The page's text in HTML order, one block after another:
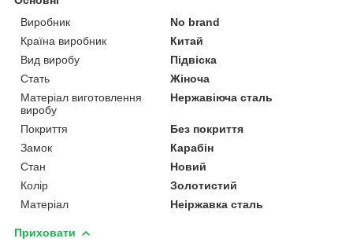
Виробник
No brand
Країна виробник
Китай
Вид виробу
Підвіска
Стать
Жіноча
Матеріал виготовлення
виробу
Нержавіюча сталь
Покриття
Без покриття
Замок
Карабін
Стан
Новий
Колір
Золотистий
Матеріал
Неіржавка сталь
Приховати